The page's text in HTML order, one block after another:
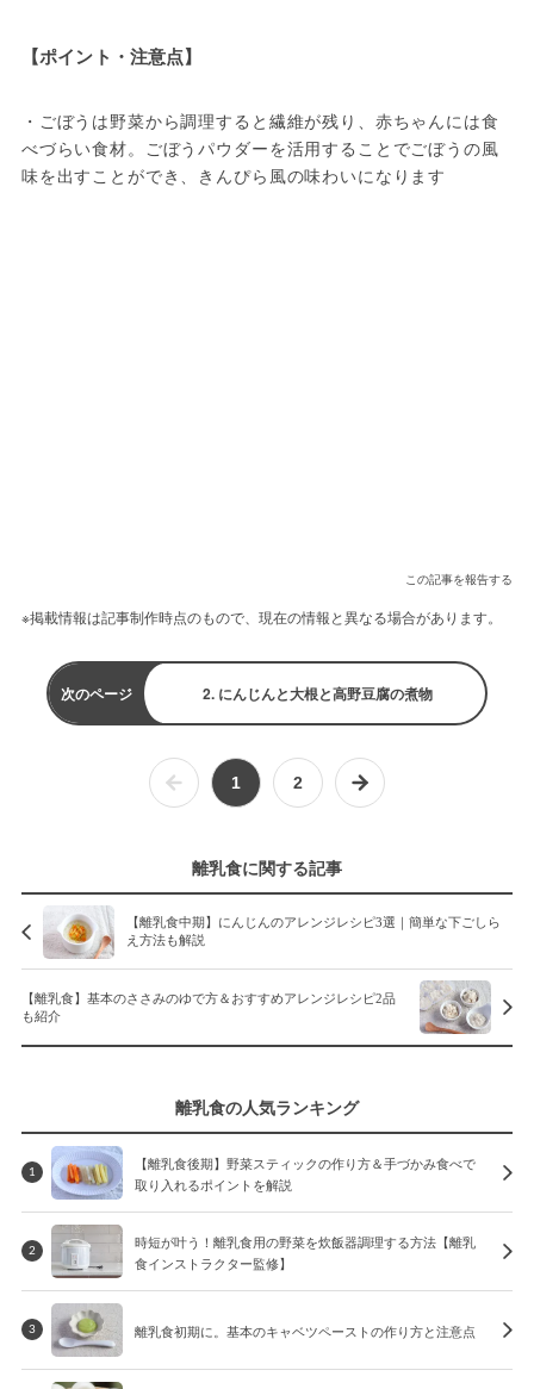
【ポイント・注意点】
・ごぼうは野菜から調理すると繊維が残り、赤ちゃんには食
べづらい食材。ごぼうパウダーを活用することでごぼうの風
味を出すことができ、きんぴら風の味わいになります
この記事を報告する
※掲載情報は記事制作時点のもので、現在の情報と異なる場合があります。
次のページ 2. にんじんと大根と高野豆腐の煮物
1 2
離乳食に関する記事
【離乳食中期】にんじんのアレンジレシピ3選｜簡単な下ごしら
え方法も解説
【離乳食】基本のささみのゆで方＆おすすめアレンジレシピ2品
も紹介
離乳食の人気ランキング
1
【離乳食後期】野菜スティックの作り方＆手づかみ食べで
取り入れるポイントを解説
2
時短が叶う！離乳食用の野菜を炊飯器調理する方法【離乳
食インストラクター監修】
3 離乳食初期に。基本のキャベツペーストの作り方と注意点